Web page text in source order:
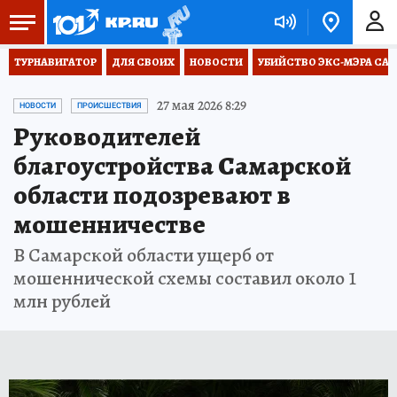
ТУРНАВИГАТОР ДЛЯ СВОИХ НОВОСТИ УБИЙСТВО ЭКС-МЭРА
НОВОСТИ ПРОИСШЕСТВИЯ 27 мая 2026 8:29
Руководителей
благоустройства Самарской
области подозревают в
мошенничестве
В Самарской области ущерб от
мошеннической схемы составил около 1
млн рублей